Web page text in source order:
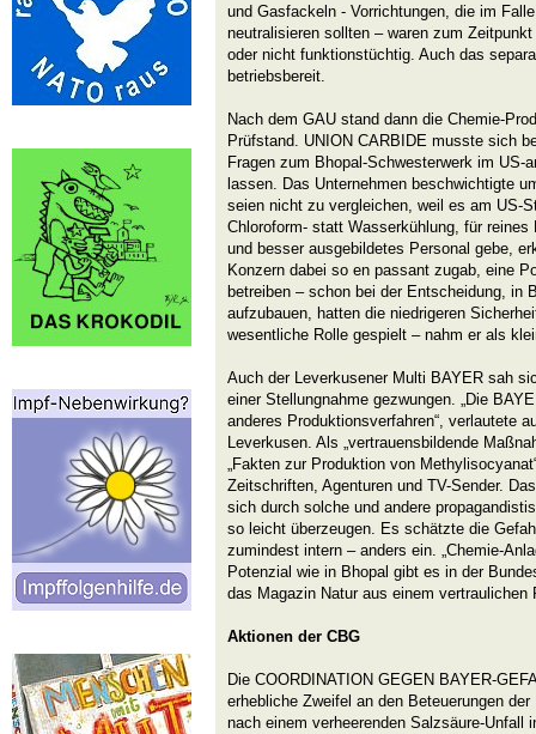
und Gasfackeln - Vorrichtungen, die im
neutralisieren sollten – waren zum
oder nicht funktionstüchtig. Auch das
betriebsbereit.
Nach dem GAU stand dann die Chemie-
Prüfstand. UNION CARBIDE musste sich
Fragen zum Bhopal-Schwesterwerk im US-
lassen. Das Unternehmen beschwichtigte
seien nicht zu vergleichen, weil es am US-
Chloroform- statt Wasserkühlung, für
und besser ausgebildetes Personal gebe,
Konzern dabei so en passant zugab, eine
betreiben – schon bei der Entscheidung, in
aufzubauen, hatten die niedrigeren
wesentliche Rolle gespielt – nahm er als
Auch der Leverkusener Multi BAYER sah
einer Stellungnahme gezwungen. „Die
anderes Produktionsverfahren“, verlautete
Leverkusen. Als „vertrauensbildende
„Fakten zur Produktion von
Zeitschriften, Agenturen und TV-Sender.
sich durch solche und andere
so leicht überzeugen. Es schätzte die
zumindest intern – anders ein. „Chemie-
Potenzial wie in Bhopal gibt es in der
das Magazin Natur aus einem vertraulichen
Aktionen der CBG
Die COORDINATION GEGEN BAYER-
erhebliche Zweifel an den Beteuerungen
nach einem verheerenden Salzsäure-Unfall